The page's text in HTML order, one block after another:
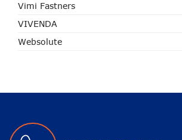
Vimi Fastners
VIVENDA
Websolute